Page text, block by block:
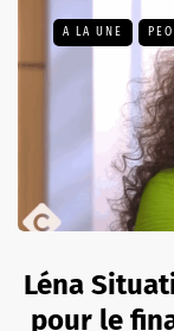
A LA UNE
Léna
pour le